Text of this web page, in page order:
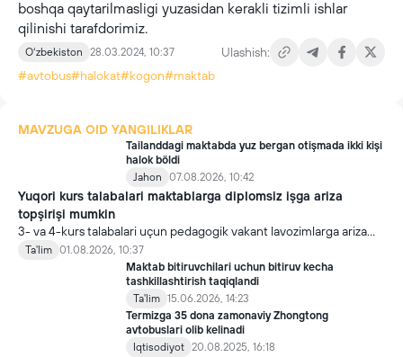
boshqa qaytarilmasligi yuzasidan kerakli tizimli ishlar
qilinishi tarafdorimiz.
Oʻzbekiston 28.03.2024, 10:37
Ulashish:
#avtobus#halokat#kogon#maktab
MAVZUGA OID YANGILIKLAR
Tailanddagi maktabda yuz bergan otişmada ikki kişi
halok böldi
Jahon
07.08.2026, 10:42
Yuqori kurs talabalari maktablarga diplomsiz işga ariza
topşirişi mumkin
3- va 4-kurs talabalari uçun pedagogik vakant lavozimlarga ariza
topşirish yanada soddalaştirildi.
Ta'lim 01.08.2026, 10:37
Maktab bitiruvchilari uchun bitiruv kecha
tashkillashtirish taqiqlandi
Ta'lim 15.06.2026, 14:23
Termizga 35 dona zamonaviy Zhongtong
avtobuslari olib kelinadi
Iqtisodiyot 20.08.2025, 16:18